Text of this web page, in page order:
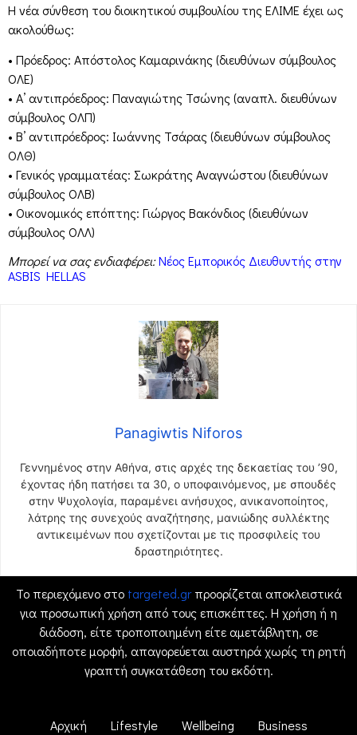
Η νέα σύνθεση του διοικητικού συμβουλίου της ΕΛΙΜΕ έχει ως
ακολούθως:
• Πρόεδρος: Απόστολος Καμαρινάκης (διευθύνων σύμβουλος
ΟΛΕ)
• Α’ αντιπρόεδρος: Παναγιώτης Τσώνης (αναπλ. διευθύνων
σύμβουλος ΟΛΠ)
• Β’ αντιπρόεδρος: Ιωάννης Τσάρας (διευθύνων σύμβουλος
ΟΛΘ)
• Γενικός γραμματέας: Σωκράτης Αναγνώστου (διευθύνων
σύμβουλος ΟΛΒ)
• Οικονομικός επόπτης: Γιώργος Βακόνδιος (διευθύνων
σύμβουλος ΟΛΛ)
Μπορεί να σας ενδιαφέρει:Νέος Εμπορικός Διευθυντής στην
ASBIS HELLAS
Panagiwtis Niforos
Γεννημένος στην Αθήνα, στις αρχές της δεκαετίας του ’90,
έχοντας ήδη πατήσει τα 30, ο υποφαινόμενος, με σπουδές
στην Ψυχολογία, παραμένει ανήσυχος, ανικανοποίητος,
λάτρης της συνεχούς αναζήτησης, μανιώδης συλλέκτης
αντικειμένων που σχετίζονται με τις προσφιλείς του
δραστηριότητες.
Το περιεχόμενο στο targeted.grπροορίζεται αποκλειστικά
για προσωπική χρήση από τους επισκέπτες. Η χρήση ή η
διάδοση, είτε τροποποιημένη είτε αμετάβλητη, σε
οποιαδήποτε μορφή, απαγορεύεται αυστηρά χωρίς τη ρητή
γραπτή συγκατάθεση του εκδότη.
Αρχική Lifestyle Wellbeing Business